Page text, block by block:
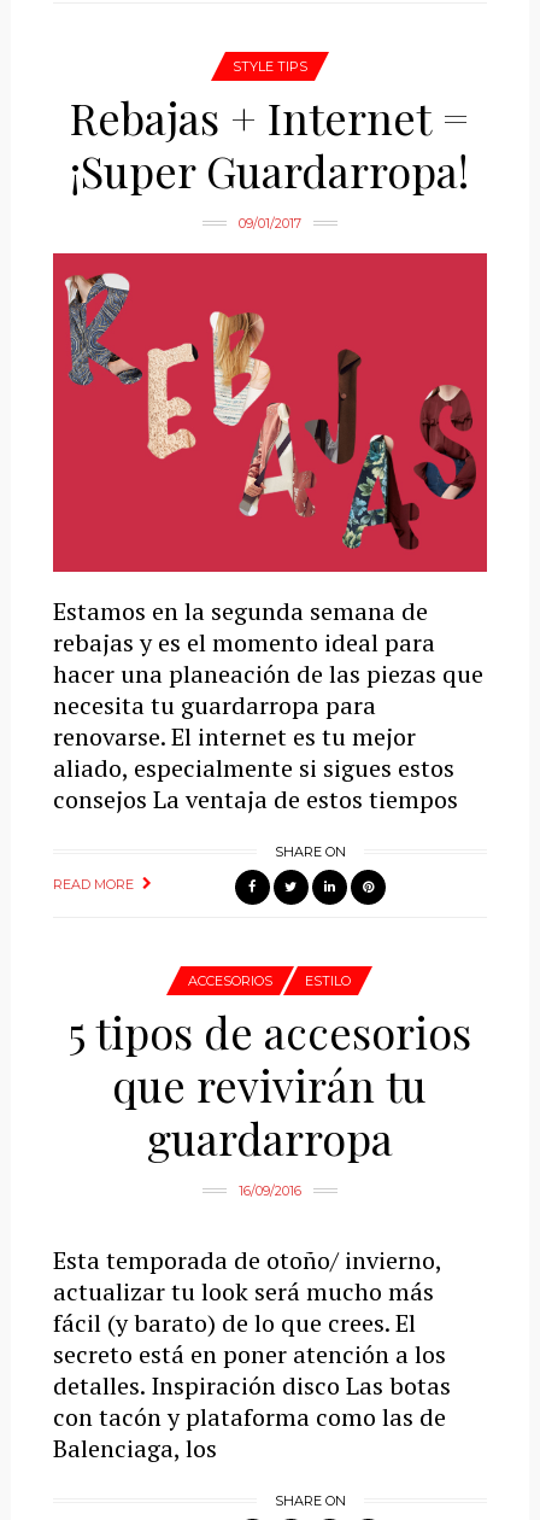
STYLE TIPS
Rebajas + Internet =
¡Super Guardarropa!
09/01/2017
Estamos en la segunda semana de
rebajas y es el momento ideal para
hacer una planeación de las piezas que
necesita tu guardarropa para
renovarse. El internet es tu mejor
aliado, especialmente si sigues estos
consejos La ventaja de estos tiempos
READ MORE
SHARE ON
ACCESORIOS ESTILO
5 tipos de accesorios
que revivirán tu
guardarropa
16/09/2016
Esta temporada de otoño/ invierno,
actualizar tu look será mucho más
fácil (y barato) de lo que crees. El
secreto está en poner atención a los
detalles. Inspiración disco Las botas
con tacón y plataforma como las de
Balenciaga, los
SHARE ON